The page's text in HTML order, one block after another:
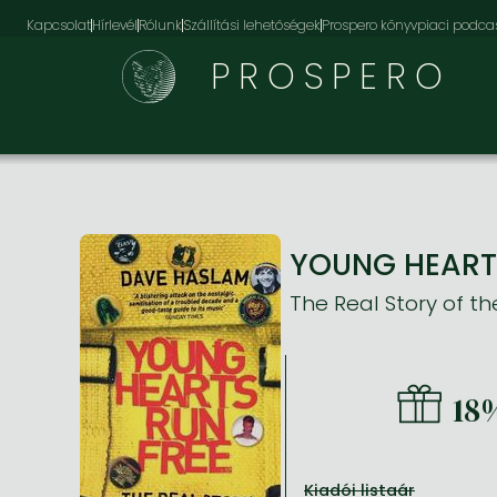
KapcsolatHírlevélRólunkSzállítási lehetőségekProspero könyvpiaci
PROSPERO
YOUNG
The Real Story of
Kiadói listaár